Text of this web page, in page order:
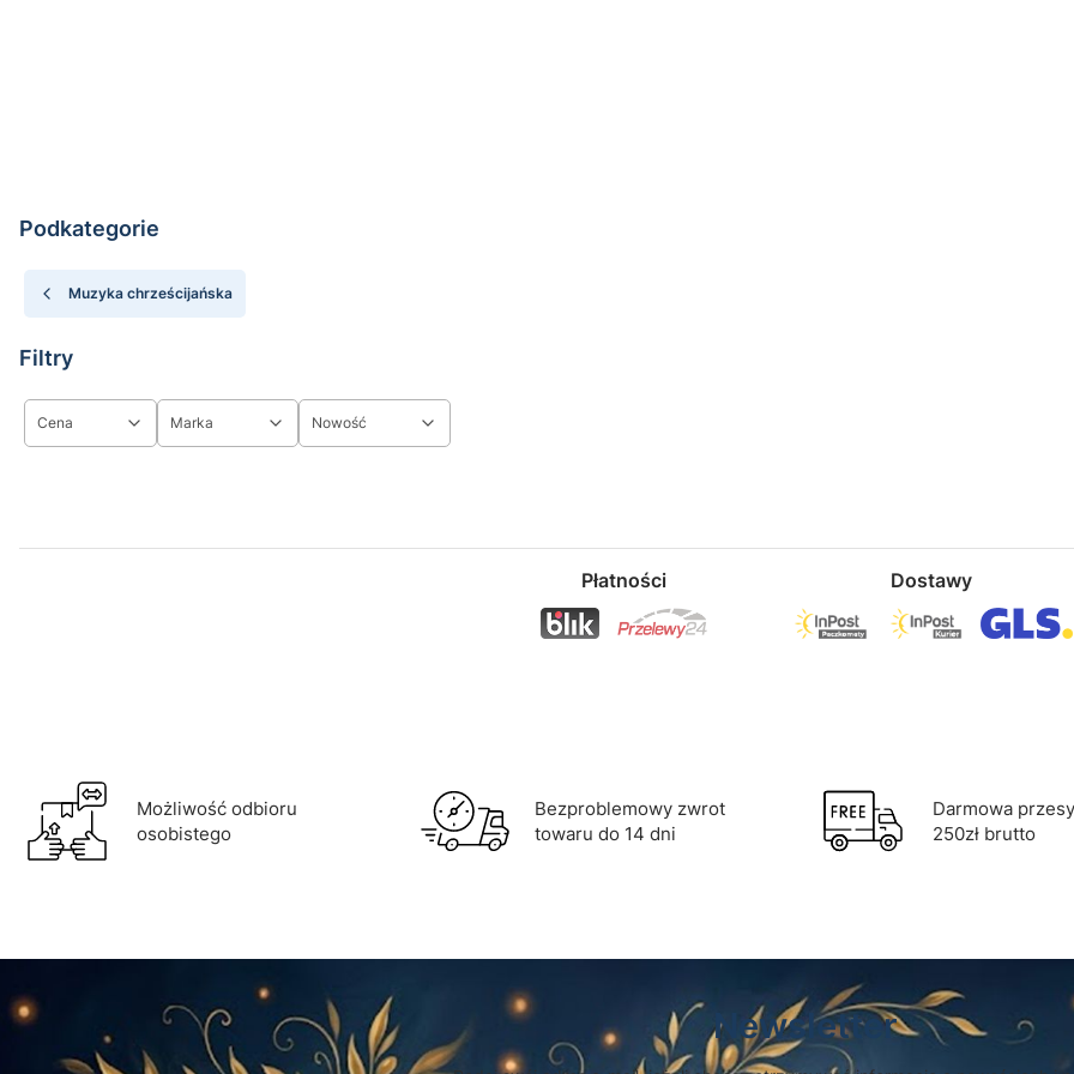
Podkategorie
Muzyka chrześcijańska
Filtry
Cena Marka Nowość
Płatności Dostawy
Możliwość odbioru
osobistego
Bezproblemowy zwrot
towaru do 14 dni
Darmowa
250zł brutto
Newsletter